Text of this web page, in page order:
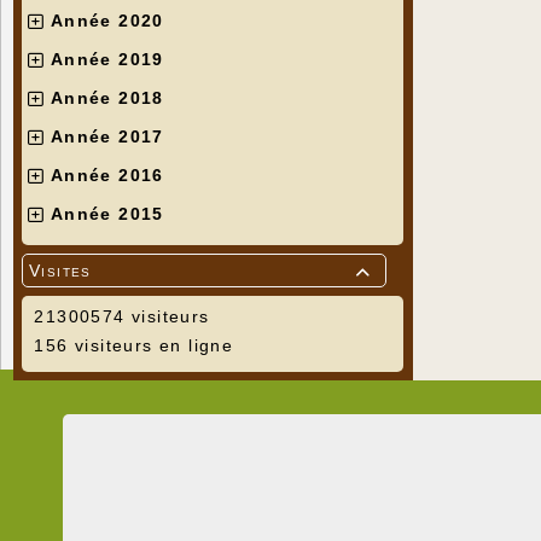
Année 2020
Année 2019
Année 2018
Année 2017
Année 2016
Année 2015

Visites
21300574 visiteurs
156 visiteurs en ligne